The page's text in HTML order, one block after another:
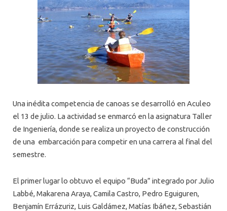
Una inédita competencia de canoas se desarrolló en Aculeo
el 13 de julio. La actividad se enmarcó en la asignatura Taller
de Ingeniería, donde se realiza un proyecto de construcción
de una embarcación para competir en una carrera al final del
semestre.
El primer lugar lo obtuvo el equipo “Buda” integrado por Julio
Labbé, Makarena Araya, Camila Castro, Pedro Eguiguren,
Benjamín Errázuriz, Luis Galdámez, Matías Ibáñez, Sebastián